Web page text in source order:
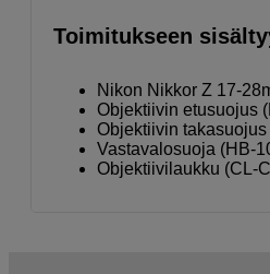
Toimitukseen
Nikon Nikkor Z 17-
Objektiivin etusuojus
Objektiivin
Vastavalosuoja (HB-
Objektiivilaukku (CL-